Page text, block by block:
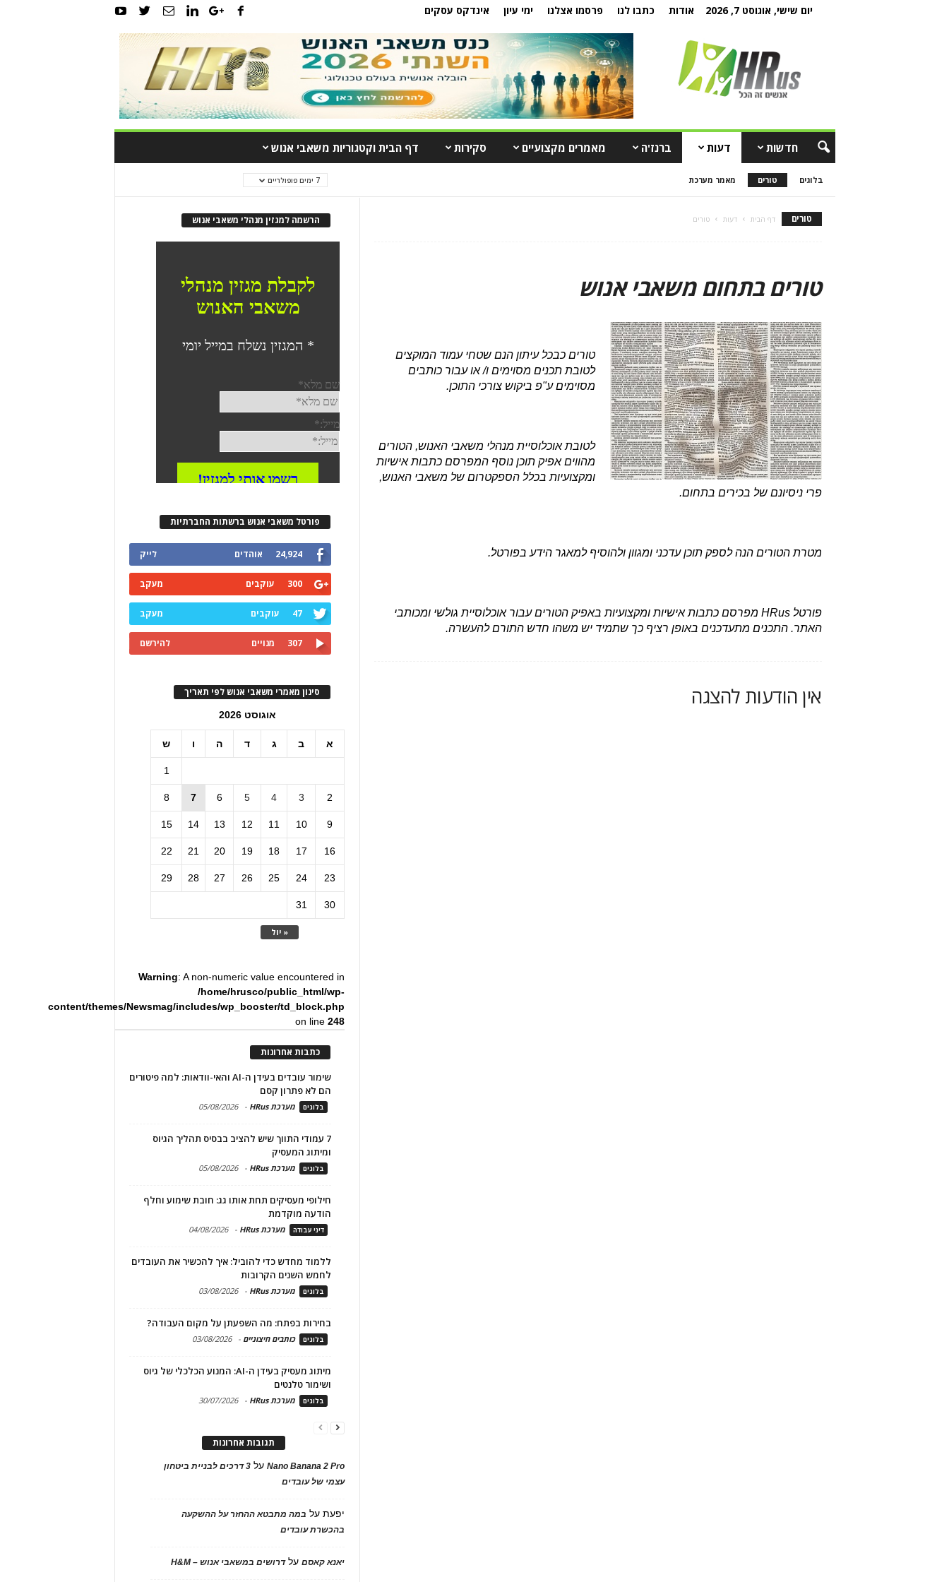
יום שישי, אוגוסט 7, 2026 אודות כתבו לנו פרסמו אצלנו ימי עיון אינדקס עסקים
חדשות דעות ברנז'ה מאמרים מקצועיים סקירות דף הבית וקטגוריות משאבי אנוש
בלוגים טורים מאמר מערכת 7 ימים פופולריים
טורים דף הבית דעות טורים
טורים בתחום משאבי אנוש
טורים כבכל עיתון הנם שטחי עמוד המוקצים
לטובת תכנים מסוימים ו/ או עבור כותבים
מסוימים ע"פ ביקוש צורכי התוכן.
לטובת אוכלוסיית מנהלי משאבי האנוש, הטורים
מהווים אפיק תוכן נוסף המפרסם כתבות אישיות
ומקצועיות בכלל הספקטרום של משאבי האנוש,
פרי ניסיונם של בכירים בתחום.
מטרת הטורים הנה לספק תוכן עדכני ומגוון ולהוסיף למאגר הידע בפורטל.
פורטל HRus מפרסם כתבות אישיות ומקצועיות באפיק הטורים עבור אוכלוסיית גולשי ומכותבי
האתר. התכנים מתעדכנים באופן רציף כך שתמיד יש משהו חדש התורם להעשרה.
אין הודעות להצגה
הרשמה למגזין מנהלי משאבי אנוש
פורטל משאבי אנוש ברשתות החברתיות
24,924 אוהדים לייק
300 עוקבים מעקב
47 עוקבים מעקב
307 מנויים להירשם
סינון מאמרי משאבי אנוש לפי תאריך
אוגוסט 2026
א ב ג ד ה ו ש
« יול
1
2
3
4
5
6
7
8
9
10
11
12
13
14
15
16
17
18
19
20
21
22
23
24
25
26
27
28
29
30
31
Warning: A non-numeric value encountered in
/home/hrusco/public_html/wp-
content/themes/Newsmag/includes/wp_booster/td_block.php
on line248
כתבות אחרונות
שימור עובדים בעידן ה-AI והאי-וודאות: למה פיטורים
הם לא פתרון קסם
בלוגים מערכת HRus -
05/08/2026
7 עמודי התווך שיש להציב בבסיס תהליך הגיוס
ומיתוג המעסיק
בלוגים מערכת HRus -
05/08/2026
חילופי מעסיקים תחת אותו גג: חובת שימוע וחלף
הודעה מוקדמת
דיני עבודה מערכת HRus -
04/08/2026
ללמוד מחדש כדי להוביל: איך להכשיר את העובדים
לחמש השנים הקרובות
בלוגים מערכת HRus -
03/08/2026
בחירות בפתח: מה השפעתן על מקום העבודה?
בלוגים כותבים חיצוניים -
03/08/2026
מיתוג מעסיק בעידן ה-AI: המנוע הכלכלי של גיוס
ושימור טלנטים
בלוגים מערכת HRus -
30/07/2026
תגובות אחרונות
Nano Banana 2 Proעל
3 דרכים לבניית ביטחון
עצמי של עובדים
יפעתעל במה מתבטא ההחזר על ההשקעה
בהכשרת עובדים
יאנא קאסםעלדרושים במשאבי אנוש – H&M